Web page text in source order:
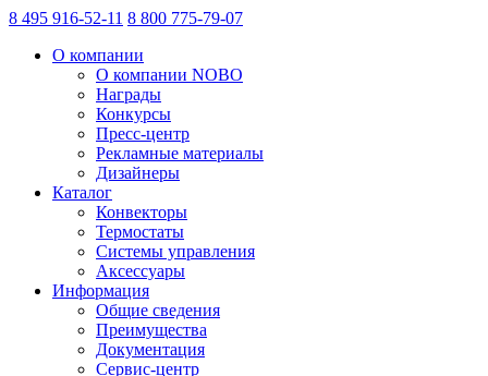
8 495 916-52-11 8 800 775-79-07
О компании
О компании NOBO
Награды
Конкурсы
Пресс-центр
Рекламные материалы
Дизайнеры
Каталог
Конвекторы
Термостаты
Системы управления
Аксессуары
Информация
Общие сведения
Преимущества
Документация
Сервис-центр